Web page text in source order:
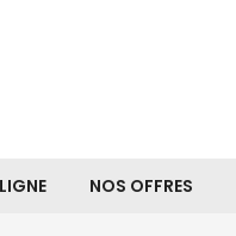
NOS OFFRES